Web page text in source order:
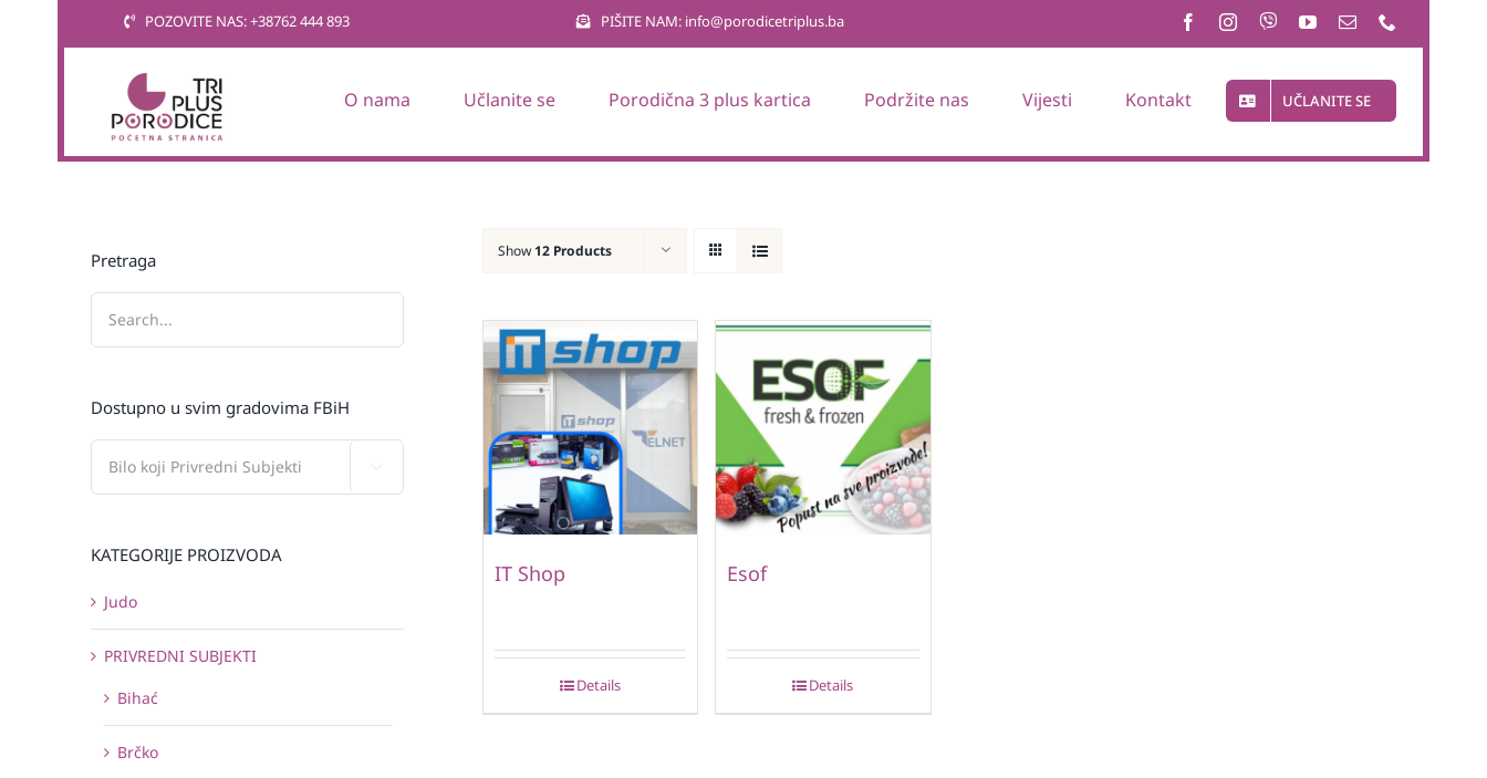
POZOVITE NAS: +38762 444 893 PIŠITE NAM: info@porodicetriplus.ba
O nama Učlanite se Porodična 3 plus kartica Podržite nas Vijesti Kontakt UČLANITE SE
Show 12 Products
IT Shop
Details
Esof
Details
Pretraga
Dostupno u svim gradovima FBiH
KATEGORIJE PROIZVODA
Judo
PRIVREDNI SUBJEKTI
Bihać
Brčko